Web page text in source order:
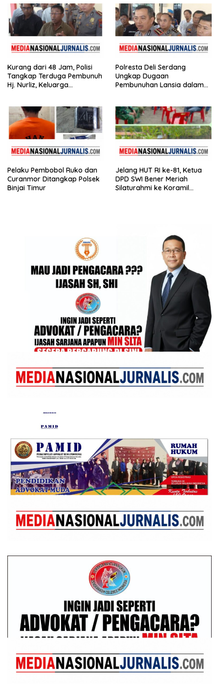
Kurang dari 48 Jam, Polisi
Tangkap Terduga Pembunuh
Hj. Nurliz, Keluarga
Polresta Deli Serdang
Ungkap Dugaan
Pembunuhan Lansia dalam
Pelaku Pembobol Ruko dan
Curanmor Ditangkap Polsek
Binjai Timur
Jelang HUT RI ke-81, Ketua
DPD SWI Bener Meriah
Silaturahmi ke Koramil